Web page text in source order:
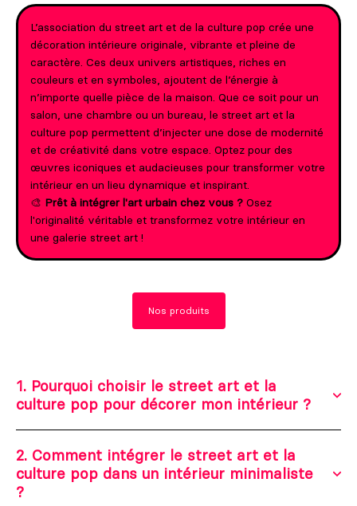
L’association du street art et de la culture pop crée une
décoration intérieure originale, vibrante et pleine de
caractère. Ces deux univers artistiques, riches en
couleurs et en symboles, ajoutent de l’énergie à
n’importe quelle pièce de la maison. Que ce soit pour un
salon, une chambre ou un bureau, le street art et la
culture pop permettent d’injecter une dose de modernité
et de créativité dans votre espace. Optez pour des
œuvres iconiques et audacieuses pour transformer votre
intérieur en un lieu dynamique et inspirant.
🎨 Prêt à intégrer l'art urbain chez vous ? Osez
l'originalité véritable et transformez votre intérieur en
une galerie street art !
Nos produits
1. Pourquoi choisir le street art et la
culture pop pour décorer mon intérieur ?
2. Comment intégrer le street art et la
culture pop dans un intérieur minimaliste
?